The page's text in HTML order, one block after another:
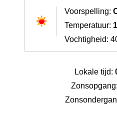
Voorspelling:
Temperatuur:
Vochtigheid:
Lokale tijd: